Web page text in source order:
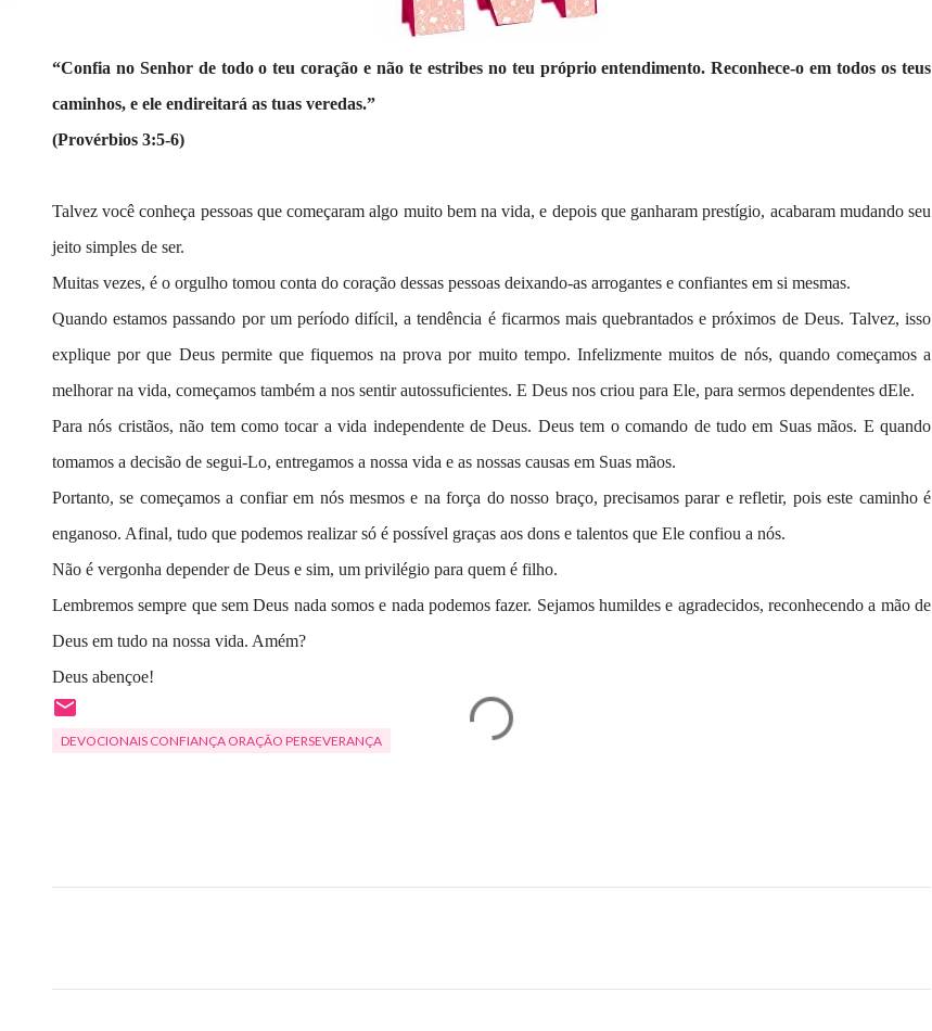
“Confia no Senhor de todo o teu coração e não te estribes no teu próprio entendimento. Reconhece-o em todos os teus
caminhos, e ele endireitará as tuas veredas.”
(Provérbios 3:5-6)
Talvez você conheça pessoas que começaram algo muito bem na vida, e depois que ganharam prestígio, acabaram mudando seu
jeito simples de ser.
Muitas vezes, é o orgulho tomou conta do coração dessas pessoas deixando-as arrogantes e confiantes em si mesmas.
Quando estamos passando por um período difícil, a tendência é ficarmos mais quebrantados e próximos de Deus. Talvez, isso
explique por que Deus permite que fiquemos na prova por muito tempo. Infelizmente muitos de nós, quando começamos a
melhorar na vida, começamos também a nos sentir autossuficientes. E Deus nos criou para Ele, para sermos dependentes dEle.
Para nós cristãos, não tem como tocar a vida independente de Deus. Deus tem o comando de tudo em Suas mãos. E quando
tomamos a decisão de segui-Lo, entregamos a nossa vida e as nossas causas em Suas mãos.
Portanto, se começamos a confiar em nós mesmos e na força do nosso braço, precisamos parar e refletir, pois este caminho é
enganoso. Afinal, tudo que podemos realizar só é possível graças aos dons e talentos que Ele confiou a nós.
Não é vergonha depender de Deus e sim, um privilégio para quem é filho.
Lembremos sempre que sem Deus nada somos e nada podemos fazer. Sejamos humildes e agradecidos, reconhecendo a mão de
Deus em tudo na nossa vida. Amém?
Deus abençoe!
DEVOCIONAIS CONFIANÇA ORAÇÃO PERSEVERANÇA